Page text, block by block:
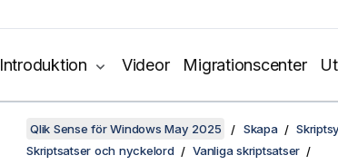
Introduktion Videor Migrationscenter
Qlik Sense för Windows May 2025 Skapa
Skriptsatser och nyckelord
Vanliga skriptsatser